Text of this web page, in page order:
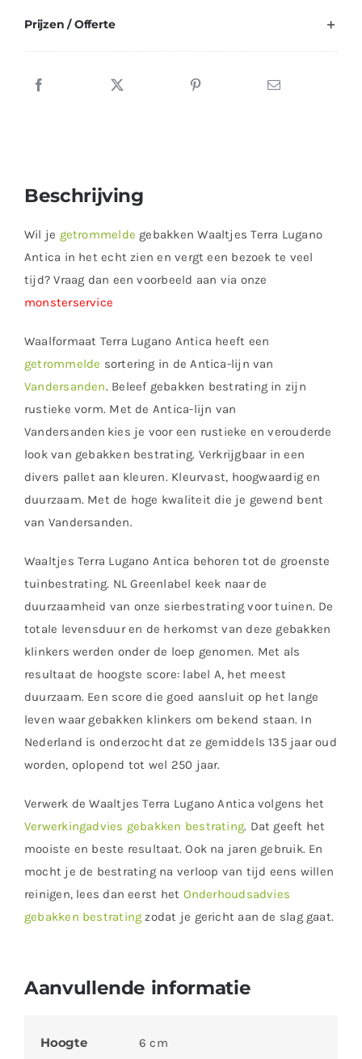
Prijzen / Offerte
Beschrijving
Wil je getrommelde gebakken Waaltjes Terra Lugano
Antica in het echt zien en vergt een bezoek te veel
tijd? Vraag dan een voorbeeld aan via onze
monsterservice
Waalformaat Terra Lugano Antica heeft een
getrommelde sortering in de Antica-lijn van
Vandersanden. Beleef gebakken bestrating in zijn
rustieke vorm. Met de Antica-lijn van
Vandersanden kies je voor een rustieke en verouderde
look van gebakken bestrating. Verkrijgbaar in een
divers pallet aan kleuren. Kleurvast, hoogwaardig en
duurzaam. Met de hoge kwaliteit die je gewend bent
van Vandersanden.
Waaltjes Terra Lugano Antica behoren tot de groenste
tuinbestrating. NL Greenlabel keek naar de
duurzaamheid van onze sierbestrating voor tuinen. De
totale levensduur en de herkomst van deze gebakken
klinkers werden onder de loep genomen. Met als
resultaat de hoogste score: label A, het meest
duurzaam. Een score die goed aansluit op het lange
leven waar gebakken klinkers om bekend staan. In
Nederland is onderzocht dat ze gemiddels 135 jaar oud
worden, oplopend tot wel 250 jaar.
Verwerk de Waaltjes Terra Lugano Antica volgens het
Verwerkingadvies gebakken bestrating. Dat geeft het
mooiste en beste resultaat. Ook na jaren gebruik. En
mocht je de bestrating na verloop van tijd eens willen
reinigen, lees dan eerst het Onderhoudsadvies
gebakken bestrating zodat je gericht aan de slag gaat.
Aanvullende informatie
Hoogte 6 cm